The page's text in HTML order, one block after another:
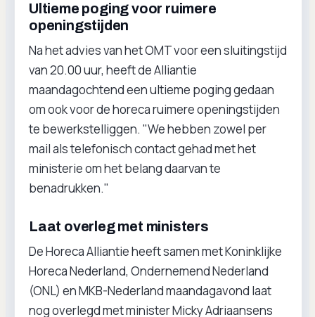
Ultieme poging voor ruimere
openingstijden
Na het advies van het OMT voor een sluitingstijd
van 20.00 uur, heeft de Alliantie
maandagochtend een ultieme poging gedaan
om ook voor de horeca ruimere openingstijden
te bewerkstelliggen. "We hebben zowel per
mail als telefonisch contact gehad met het
ministerie om het belang daarvan te
benadrukken."
Laat overleg met ministers
De Horeca Alliantie heeft samen met Koninklijke
Horeca Nederland, Ondernemend Nederland
(ONL) en MKB-Nederland maandagavond laat
nog overlegd met minister Micky Adriaansens